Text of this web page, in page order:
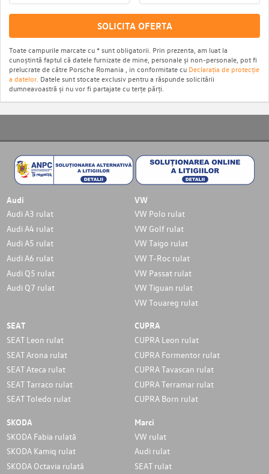
SOLICITA OFERTA
Toate campurile marcate cu * sunt obligatorii. Prin prezenta, am luat la
cunoștintă faptul că datele furnizate de mine, personale și non-personale, pot fi
prelucrate de către Porsche Romania , in conformitate cu Declarația de protecție
a datelor. Datele sunt stocate exclusiv pentru a răspunde solicitării
dumneavoastră și nu vor fi partajate cu terțe părți.
Audi
Audi A3 rulat
Audi A4 rulat
Audi A5 rulat
Audi A6 rulat
Audi Q5 rulat
Audi Q7 rulat
VW
VW Polo rulat
VW Golf rulat
VW Taigo rulat
VW T-Roc rulat
VW Passat rulat
VW Tiguan rulat
VW Touareg rulat
SEAT
SEAT Leon rulat
SEAT Arona rulat
SEAT Ateca rulat
SEAT Tarraco rulat
SEAT Toledo rulat
CUPRA
CUPRA Leon rulat
CUPRA Formentor rulat
CUPRA Tavascan rulat
CUPRA Terramar rulat
CUPRA Born rulat
SKODA
SKODA Fabia rulată
SKODA Kamiq rulat
SKODA Octavia rulată
Marci
VW rulat
Audi rulat
SEAT rulat